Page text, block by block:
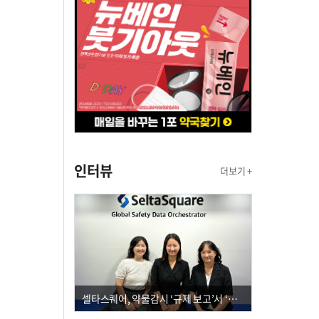
인터뷰 더보기 +
셀타스퀘어, 약물감시 ‘규제 보고’서 ‘데이터 의사결정’으로 "PVX 전환 요구 커진다"